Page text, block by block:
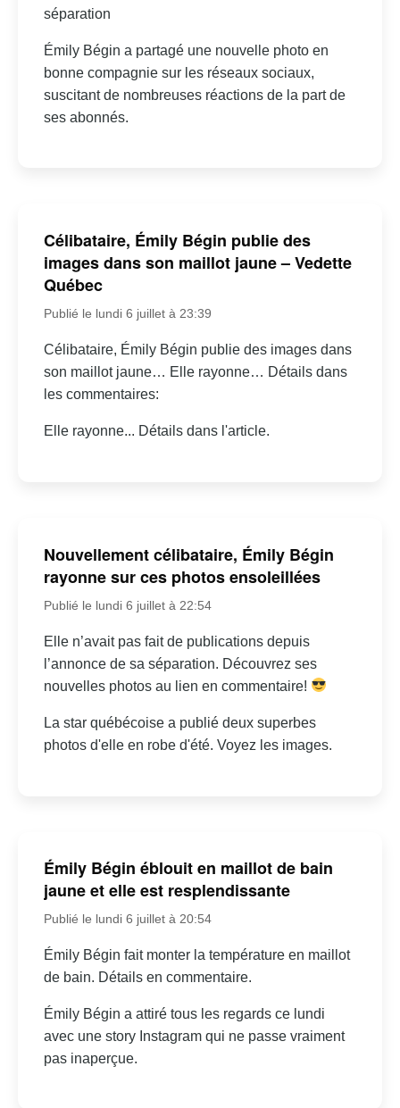
séparation
Émily Bégin a partagé une nouvelle photo en
bonne compagnie sur les réseaux sociaux,
suscitant de nombreuses réactions de la part de
ses abonnés.
Célibataire, Émily Bégin publie des
images dans son maillot jaune – Vedette
Québec
Publié le lundi 6 juillet à 23:39
Célibataire, Émily Bégin publie des images dans
son maillot jaune… Elle rayonne… Détails dans
les commentaires:
Elle rayonne... Détails dans l'article.
Nouvellement célibataire, Émily Bégin
rayonne sur ces photos ensoleillées
Publié le lundi 6 juillet à 22:54
Elle n’avait pas fait de publications depuis
l’annonce de sa séparation. Découvrez ses
nouvelles photos au lien en commentaire!
La star québécoise a publié deux superbes
photos d'elle en robe d'été. Voyez les images.
Émily Bégin éblouit en maillot de bain
jaune et elle est resplendissante
Publié le lundi 6 juillet à 20:54
Émily Bégin fait monter la température en maillot
de bain. Détails en commentaire.
Émily Bégin a attiré tous les regards ce lundi
avec une story Instagram qui ne passe vraiment
pas inaperçue.